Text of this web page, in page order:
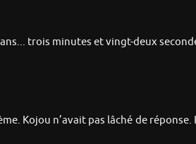
trois minutes et vingt-deux
Kojou n’avait pas lâché de réponse.